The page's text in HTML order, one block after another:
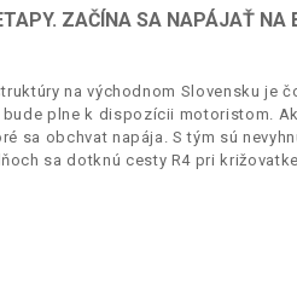
ZAČÍNA SA NAPÁJAŤ NA
na východnom Slovensku je
plne k dispozícii motoristom.
sa obchvat napája. S tým sú
sa dotknú cesty R4 pri križovatke